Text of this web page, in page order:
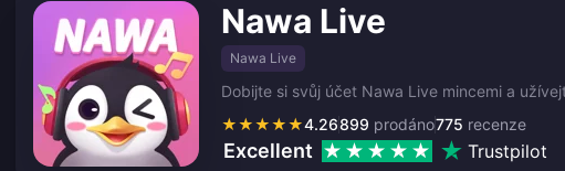
Nawa Live
Nawa Live
Dobijte si svůj účet Nawa Live mincemi a
★★★★★4.26 775 recenze
899 prodáno
Excellent Trustpilot